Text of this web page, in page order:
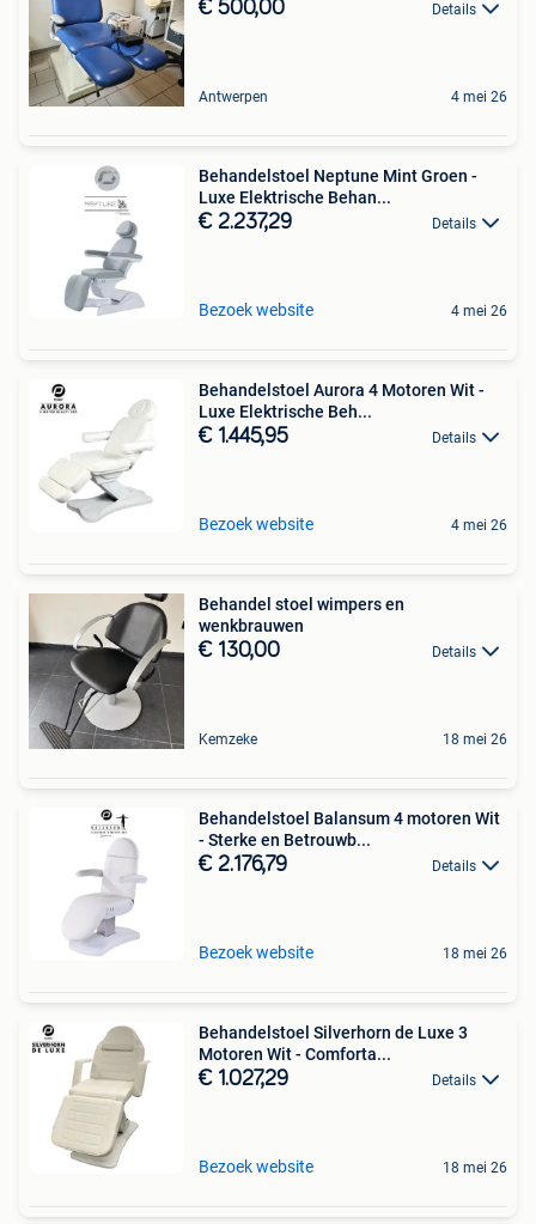
€ 500,00 Details
Antwerpen 4 mei 26
Behandelstoel Neptune Mint Groen -
Luxe Elektrische Behan...
€ 2.237,29 Details
Bezoek website 4 mei 26
Behandelstoel Aurora 4 Motoren Wit -
Luxe Elektrische Beh...
€ 1.445,95 Details
Bezoek website 4 mei 26
Behandel stoel wimpers en
wenkbrauwen
€ 130,00 Details
Kemzeke 18 mei 26
Behandelstoel Balansum 4 motoren Wit
- Sterke en Betrouwb...
€ 2.176,79 Details
Bezoek website 18 mei 26
Behandelstoel Silverhorn de Luxe 3
Motoren Wit - Comforta...
€ 1.027,29 Details
Bezoek website 18 mei 26